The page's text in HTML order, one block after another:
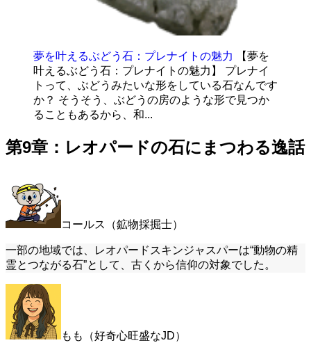
夢を叶えるぶどう石：プレナイトの魅力
【夢を
叶えるぶどう石：プレナイトの魅力】 プレナイ
トって、ぶどうみたいな形をしている石なんです
か？ そうそう、ぶどうの房のような形で見つか
ることもあるから、和...
第9章：レオパードの石にまつわる逸話
コールス（鉱物採掘士）
一部の地域では、レオパードスキンジャスパーは“動物の精
霊とつながる石”として、古くから信仰の対象でした。
もも（好奇心旺盛なJD）